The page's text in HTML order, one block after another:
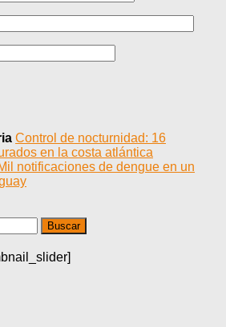
Control de nocturnidad: 16
en la costa atlántica
notificaciones de dengue en un